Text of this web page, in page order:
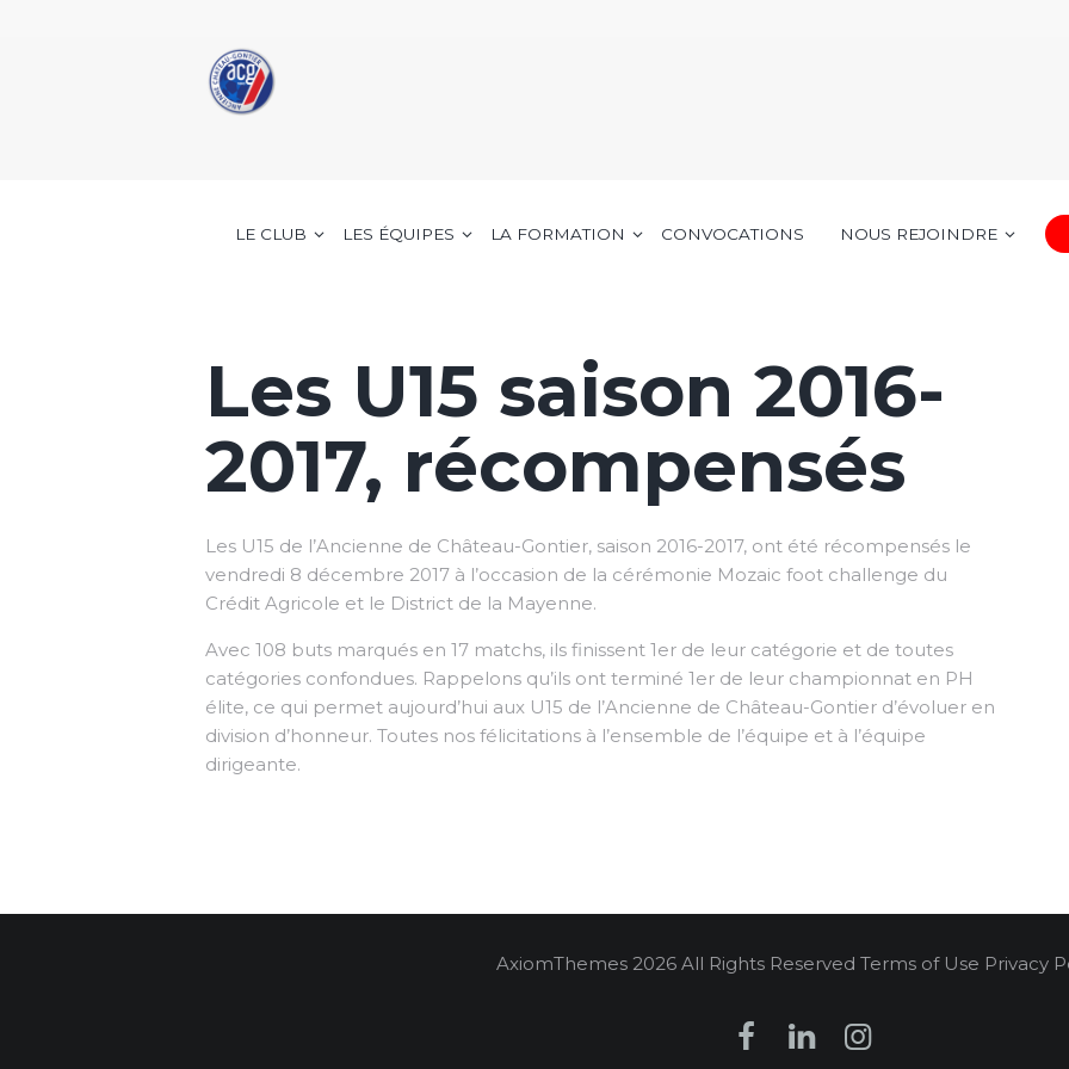
LE CLUB LES ÉQUIPES LA FORMATION CONVOCATIONS NOUS REJOINDRE
Les U15 saison 2016-
2017, récompensés
Les U15 de l’Ancienne de Château-Gontier, saison 2016-2017, ont été récompensés le
vendredi 8 décembre 2017 à l’occasion de la cérémonie Mozaic foot challenge du
Crédit Agricole et le District de la Mayenne.
Avec 108 buts marqués en 17 matchs, ils finissent 1er de leur catégorie et de toutes
catégories confondues. Rappelons qu’ils ont terminé 1er de leur championnat en PH
élite, ce qui permet aujourd’hui aux U15 de l’Ancienne de Château-Gontier d’évoluer en
division d’honneur. Toutes nos félicitations à l’ensemble de l’équipe et à l’équipe
dirigeante.
AxiomThemes 2026 All Rights Reserved Terms of Use Privacy